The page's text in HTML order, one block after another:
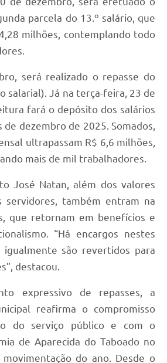
parcela do 13.º salário, que
milhões, contemplando todo
será realizado o repasse do
salarial). Já na terça-feira, 23 de
fará o depósito dos salários
dezembro de 2025. Somados,
ultrapassam R$ 6,6 milhões,
mais de mil trabalhadores.
José Natan, além dos valores
servidores, também entram na
que retornam em benefícios e
“Há encargos nestes
igualmente são revertidos para
destacou.
expressivo de repasses, a
reafirma o compromisso
do serviço público e com o
de Aparecida do Taboado no
do ano. Desde o